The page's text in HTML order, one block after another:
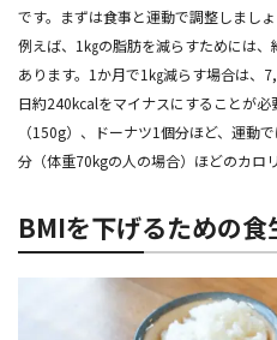
です。まずは食事と運動で調整しましょ
例えば、1㎏の脂肪を減らすためには
あります。1か月で1㎏減らす場合は
日約240kcalをマイナスにすることが
（150g）、ドーナツ1個分ほど、運動
分（体重70kgの人の場合）ほどのカロリ
BMIを下げるための食